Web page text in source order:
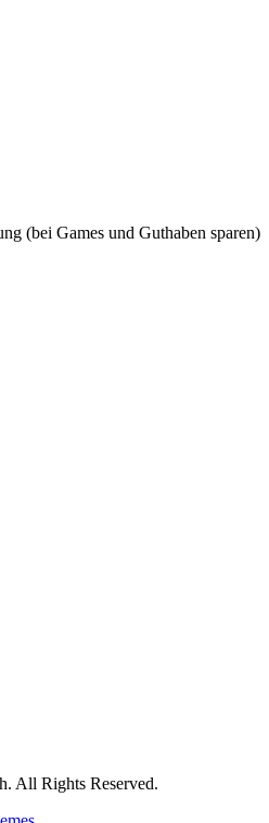
(bei Games und Guthaben sparen)
All Rights Reserved.